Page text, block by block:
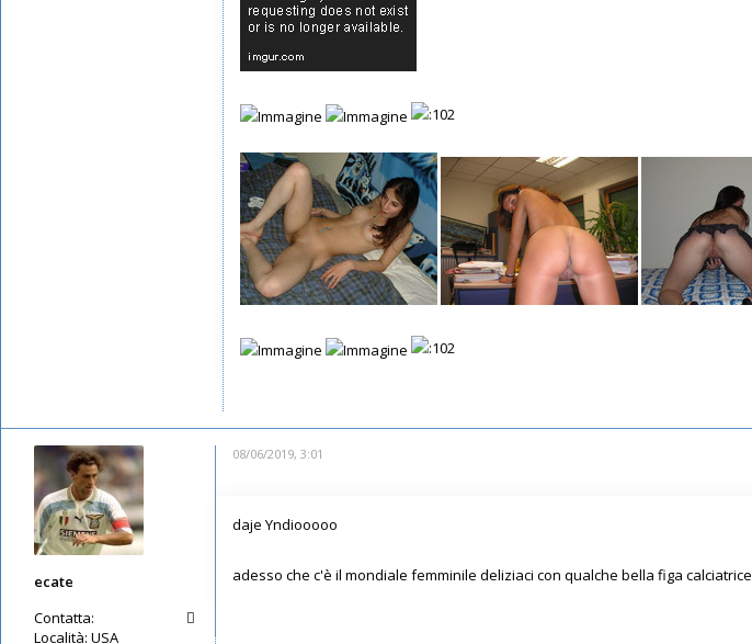
ecate
Contatta:
Località: USA
08/06/2019, 3:01
daje Yndiooooo
adesso che c'è il mondiale femminile deliziaci con qualche bella figa calciatrice